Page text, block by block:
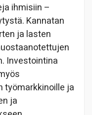
ihmisiin –
Kannatan
ja lasten
Investointina
työmarkkinoille ja
ja